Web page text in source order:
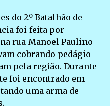
do 2º Batalhão de
foi feita por
rua Manoel Paulino
cobrando pedágio
pela região. Durante
foi encontrado em
uma arma de